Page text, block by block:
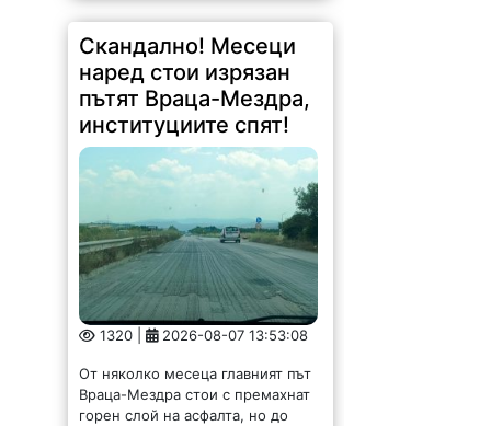
Скандално! Месеци
наред стои изрязан
пътят Враца-Мездра,
институциите спят!
1320 | 2026-08-07 13:53:08
От няколко месеца главният път
Враца-Мездра стои с премахнат
горен слой на асфалта, но до